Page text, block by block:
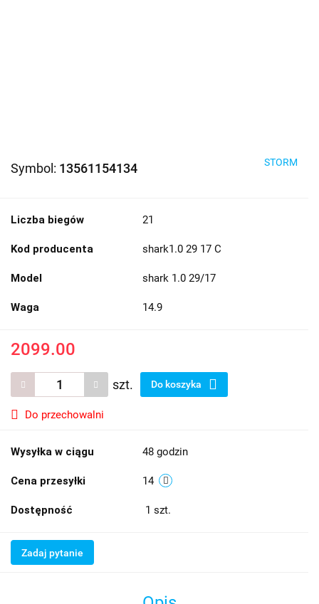
Symbol: 13561154134 STORM
Liczba biegów 21
Kod producenta shark1.0 29 17 C
Model shark 1.0 29/17
Waga 14.9
2099.00
szt. Do koszyka
Do przechowalni
Wysyłka w ciągu 48 godzin
Cena przesyłki 14
Dostępność 1 szt.
Zadaj pytanie